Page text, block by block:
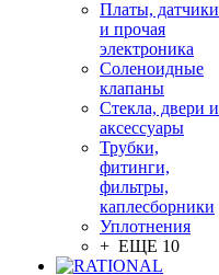
Платы, датчики
и прочая
электроника
Соленоидные
клапаны
Стекла, двери и
аксессуары
Трубки,
фитинги,
фильтры,
каплесборники
Уплотнения
+ ЕЩЕ 10